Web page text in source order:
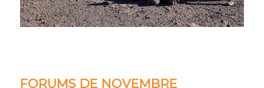
FORUMS DE NOVEMBRE